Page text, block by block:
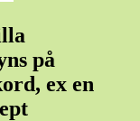
på
ex en